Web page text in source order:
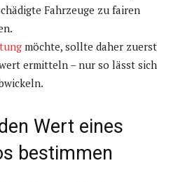
Fahrzeuge zu fairen
möchte, sollte daher zuerst
ermitteln – nur so lässt sich
Wert eines
bestimmen